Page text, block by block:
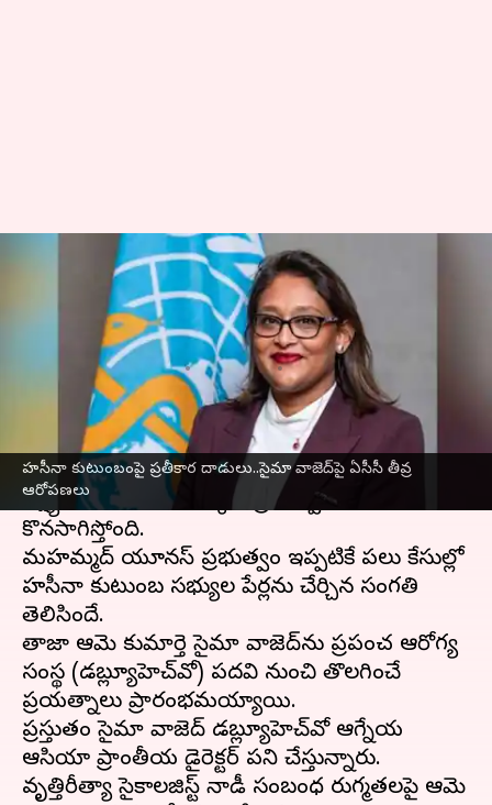
హసీనా కుటుంబంపై ప్రతీకార దాడులు..సైమా వాజెద్‌పై ఏసీసీ తీవ్ర
ఆరోపణలు
Bangladesh: హసీనా కుటుంబంపై
ప్రతీకార దాడులు..సైమా వాజెద్‌పై ఏసీసీ
తీవ్ర ఆరోపణలు
Jayachandra Akuri Jan 27, 2025 03:32 pm
ఈ వార్తాకథనం ఏంటి
బంగ్లాదేశ్‌మాజీ ప్రధాని షేక్‌ హసీనా కుటుంబ సభ్యులను
లక్ష్యంగా చేసుకుంటూ అక్కడి ప్రభుత్వం దాడులు
కొనసాగిస్తోంది.
మహమ్మద్‌ యూనస్‌ ప్రభుత్వం ఇప్పటికే పలు కేసుల్లో
హసీనా కుటుంబ సభ్యుల పేర్లను చేర్చిన సంగతి
తెలిసిందే.
తాజాగా ఆమె కుమార్తె సైమా వాజెద్‌ను ప్రపంచ ఆరోగ్య
సంస్థ (డబ్ల్యూహెచ్‌వో) పదవి నుంచి తొలగించే
ప్రయత్నాలు ప్రారంభమయ్యాయి.
ప్రస్తుతం సైమా వాజెద్ డబ్ల్యూహెచ్‌వో ఆగ్నేయ
ఆసియా ప్రాంతీయ డైరెక్టర్‌గా పని చేస్తున్నారు.
వృత్తిరీత్యా సైకాలజిస్ట్‌గా నాడీ సంబంధ రుగ్మతలపై ఆమె